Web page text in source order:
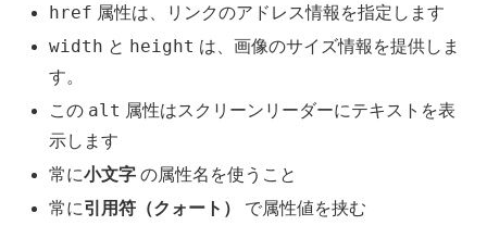
href 属性は、リンクのアドレス情報を指定します
width と height は、画像のサイズ情報を提供しま
す。
この alt 属性はスクリーンリーダーにテキストを表
示します
常に小文字 の属性名を使うこと
常に引用符（クォート） で属性値を挟む